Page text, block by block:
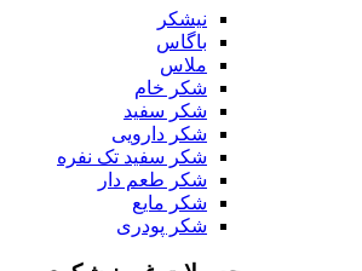
نیشکر
باگاس
ملاس
شکر خام
شکر سفید
شکر دارویی
شکر سفید تک نفره
شکر طعم دار
شکر مایع
شکر پودری